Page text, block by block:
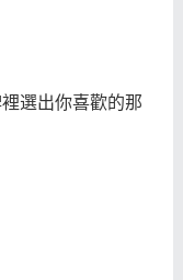
選出你喜歡的那